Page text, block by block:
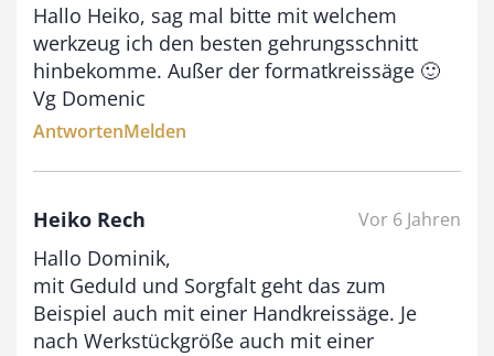
Hallo Heiko, sag mal bitte mit welchem
werkzeug ich den besten gehrungsschnitt
hinbekomme. Außer der formatkreissäge 🙂
Vg Domenic
AntwortenMelden
Heiko Rech Vor 6 Jahren
Hallo Dominik,
mit Geduld und Sorgfalt geht das zum
Beispiel auch mit einer Handkreissäge. Je
nach Werkstückgröße auch mit einer